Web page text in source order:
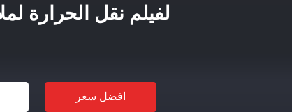
لفيلم نقل الحرارة
افضل سعر